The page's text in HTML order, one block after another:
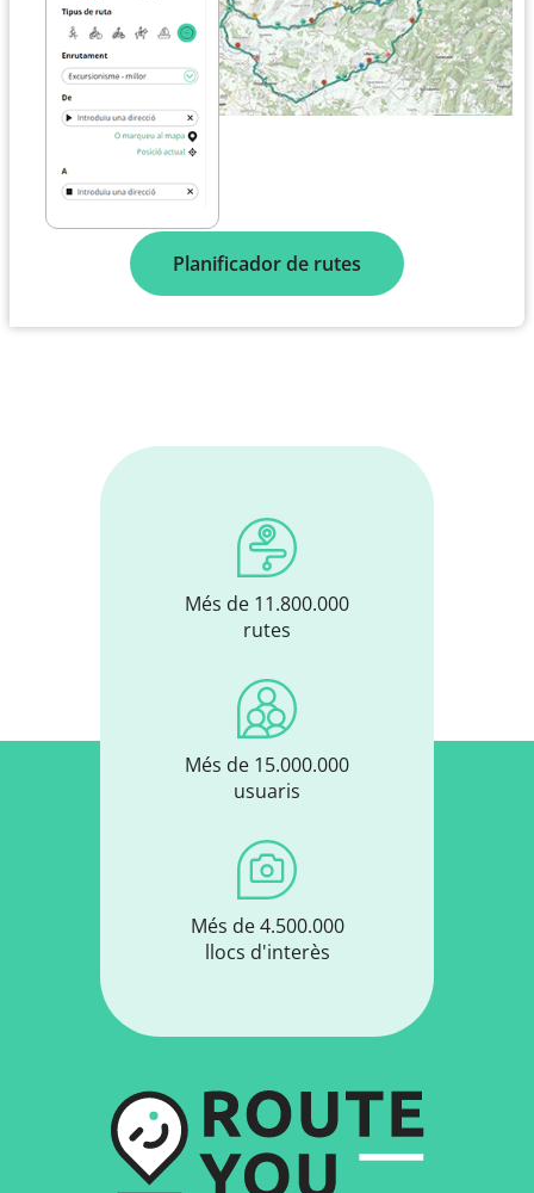
Planificador de rutes
Més de 11.800.000
rutes
Més de 15.000.000
usuaris
Més de 4.500.000
llocs d'interès